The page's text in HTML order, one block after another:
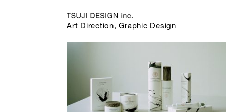
Art Direction, Graphic Design